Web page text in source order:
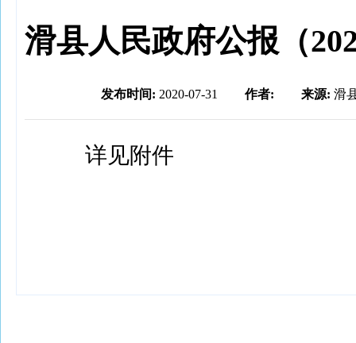
滑县人民政府公报（
发布时间: 2020-07-31 作者: 来源: 滑
详见附件